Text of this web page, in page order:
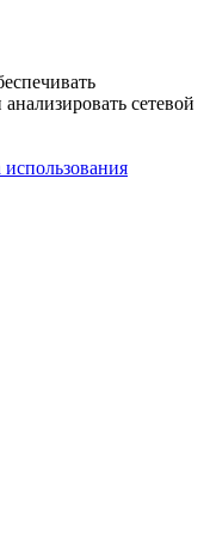
сетевой